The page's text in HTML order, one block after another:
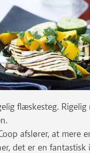
flæskesteg. Rigelig
afslører, at mere
det er en fantastisk